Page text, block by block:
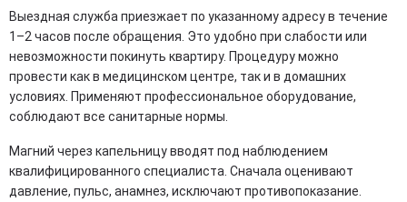
Выездная служба приезжает по указанному адресу в течение
1–2 часов после обращения. Это удобно при слабости или
невозможности покинуть квартиру. Процедуру можно
провести как в медицинском центре, так и в домашних
условиях. Применяют профессиональное оборудование,
соблюдают все санитарные нормы.
Магний через капельницу вводят под наблюдением
квалифицированного специалиста. Сначала оценивают
давление, пульс, анамнез, исключают противопоказание.